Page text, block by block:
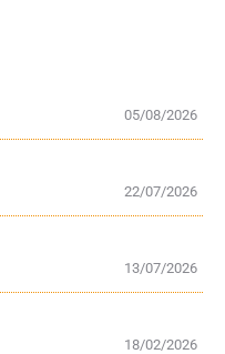
05/08/2026
22/07/2026
13/07/2026
18/02/2026